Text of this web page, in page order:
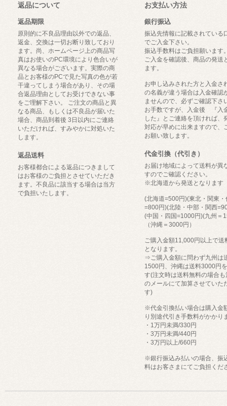
返品について
返品期限
原則的に不良品理由以外での返品、
返金、交換は一切お断り致しており
ます。尚、ホームページ上の商品写
真はお使いのPC環境により色合いが
異なる場合がございます。実際の商
品とお客様のPCで見た写真の色が若
干違ってしまう場合があり、その場
合返品理由としてお受けできない事
をご理解下さい。 ご注文の商品と異
なる商品、もしくは不良品が届いた
場合、商品到着後 3日以内にご連絡
いただければ、すみやかに対処いた
します。
返品送料
お客様都合による返品につきまして
はお客様のご負担とさせていただき
ます。不良品に該当する場合は当方
で負担いたします。
お支払い方法
銀行振込
振込先情報に記載されている
でご入金下さい。
振込手数料はご負担願います
ご入金を確認後、商品の発送
ます。
お申し込みされた方と入金さ
の名義が違う場合は入金確認
ませんので、必ずご確認下さ
お手数ですが、入金後 『入
した』とご連絡を頂ければ、
対応が早めに出来ますので、
お願い致します。
代金引換（代引き）
お届け地域によって送料が異
すのでご確認ください。
※北海道から発送となります
(北海道=500円)(東北・関東・
=800円)(北陸・中部・関西
(中国・四国=1000円)(九州＝
（沖縄＝3000円）
ご購入金額11,000円以上で送
となります。
⇒ご購入金額に問わず九州は
1500円、沖縄は送料3000円
す(注文時は送料無料の場合も
のメールにて加算させていた
す)
※代金引換払い場合は購入金
り別途代引き手数料がかかり
・1万円未満/330円
・3万円未満/440円
・3万円以上/660円
※銀行振込み払いの場合、振
料はお客さまにてご負担くだ